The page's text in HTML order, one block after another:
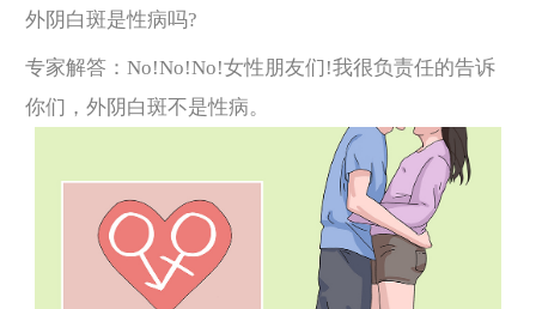
外阴白斑是性病吗?
专家解答：No!No!No!女性朋友们!我很负责任的告诉
你们，外阴白斑不是性病。